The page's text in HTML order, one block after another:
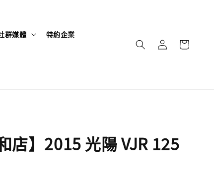
群媒體 特約企業
店】2015 光陽 VJR 125